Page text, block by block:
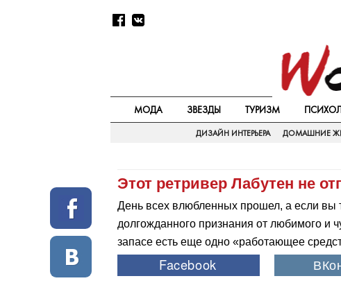
МОДА ЗВЕЗДЫ ТУРИЗМ
ДИЗАЙН ИНТЕРЬЕРА ДОМАШНИЕ
Этот ретривер Лабутен не
День всех влюбленных прошел, а если вы
долгожданного признания от любимого и
запасе есть еще одно «работающее